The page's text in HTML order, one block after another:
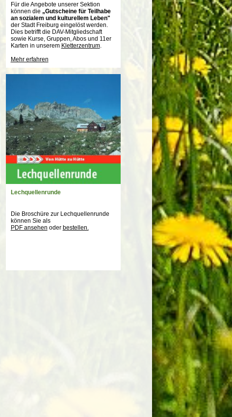
Für die Angebote unserer Sektion
können die „Gutscheine für Teilhabe
an sozialem und kulturellem Leben"
der Stadt Freiburg eingelöst werden.
Dies betrifft die DAV-Mitgliedschaft
sowie Kurse, Gruppen, Abos und 11er
Karten in unserem Kletterzentrum.
Mehr erfahren
Lechquellenrunde
Die Broschüre zur Lechquellenrunde
können Sie als
PDF ansehen oder bestellen.